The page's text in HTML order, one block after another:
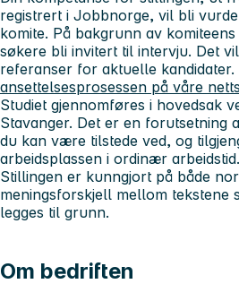
registrert i Jobbnorge, vil bli
komite. På bakgrunn av
søkere bli invitert til intervju. Det
referanser for aktuelle kandidater.
ansettelsesprosessen på våre
Studiet gjennomføres i hovedsak
Stavanger. Det er en forutsetning
du kan være tilstede ved, og
arbeidsplassen i ordinær arbeidstid.
Stillingen er kunngjort på både
meningsforskjell mellom tekstene
legges til grunn.
Om bedriften